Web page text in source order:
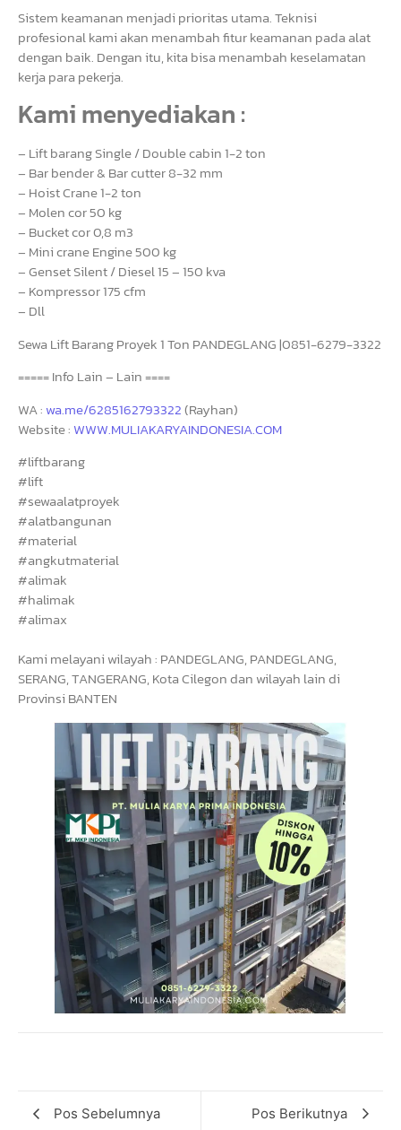
Sistem keamanan menjadi prioritas utama. Teknisi
profesional kami akan menambah fitur keamanan pada alat
dengan baik. Dengan itu, kita bisa menambah keselamatan
kerja para pekerja.
Kami menyediakan :
– Lift barang Single / Double cabin 1-2 ton
– Bar bender & Bar cutter 8-32 mm
– Hoist Crane 1-2 ton
– Molen cor 50 kg
– Bucket cor 0,8 m3
– Mini crane Engine 500 kg
– Genset Silent / Diesel 15 – 150 kva
– Kompressor 175 cfm
– Dll
Sewa Lift Barang Proyek 1 Ton PANDEGLANG |0851-6279-3322
===== Info Lain – Lain ====
WA : wa.me/6285162793322(Rayhan)
Website : WWW.MULIAKARYAINDONESIA.COM
#liftbarang
#lift
#sewaalatproyek
#alatbangunan
#material
#angkutmaterial
#alimak
#halimak
#alimax
Kami melayani wilayah : PANDEGLANG, PANDEGLANG,
SERANG, TANGERANG, Kota Cilegon dan wilayah lain di
Provinsi BANTEN
Pos Sebelumnya Pos Berikutnya